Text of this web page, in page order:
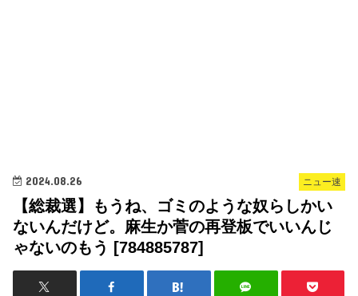
ニュー速
2024.08.26
【総裁選】もうね、ゴミのような奴らしかい
ないんだけど。麻生か菅の再登板でいいんじ
ゃないのもう [784885787]